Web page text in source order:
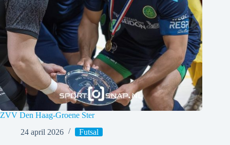
ZVV Den Haag-Groene Ster
24 april 2026
Futsal